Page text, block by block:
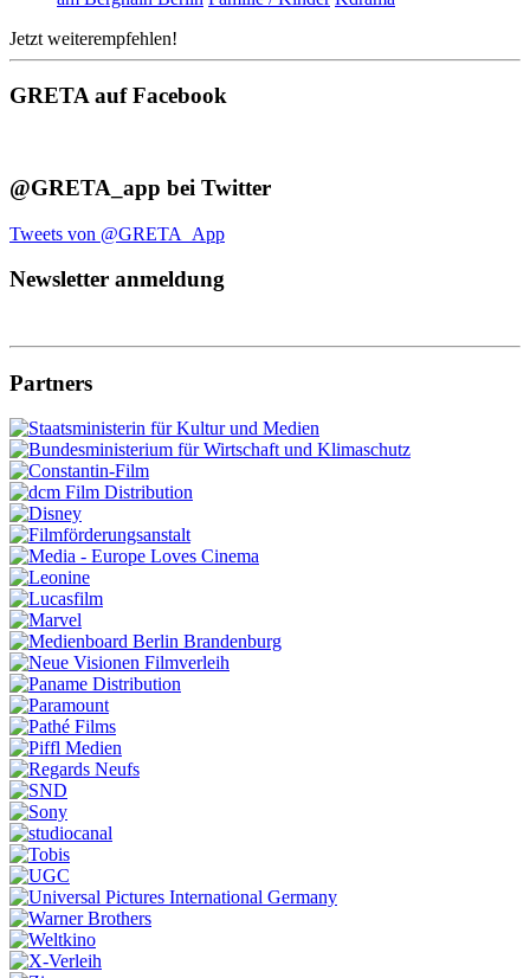
Jetzt weiterempfehlen!
GRETA auf Facebook
@GRETA_app bei Twitter
Tweets von @GRETA_App
Newsletter anmeldung
Partners